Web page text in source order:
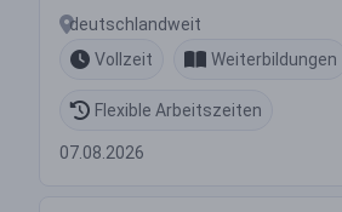
deutschlandweit
Vollzeit
Weiterbildungen
Flexible Arbeitszeiten
07.08.2026